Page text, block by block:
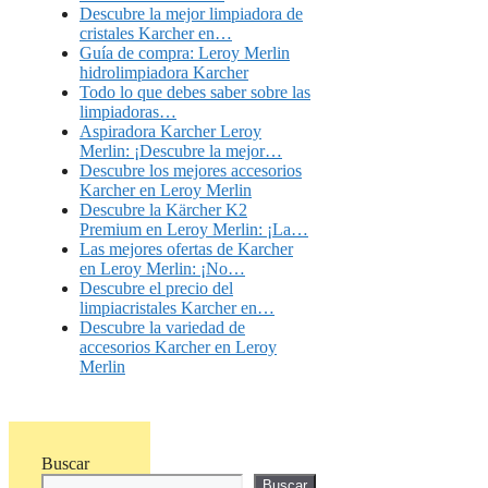
Descubre la mejor limpiadora de
cristales Karcher en…
Guía de compra: Leroy Merlin
hidrolimpiadora Karcher
Todo lo que debes saber sobre las
limpiadoras…
Aspiradora Karcher Leroy
Merlin: ¡Descubre la mejor…
Descubre los mejores accesorios
Karcher en Leroy Merlin
Descubre la Kärcher K2
Premium en Leroy Merlin: ¡La…
Las mejores ofertas de Karcher
en Leroy Merlin: ¡No…
Descubre el precio del
limpiacristales Karcher en…
Descubre la variedad de
accesorios Karcher en Leroy
Merlin
Buscar